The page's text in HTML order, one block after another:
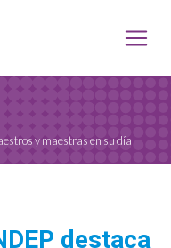
y maestras en su día
destaca